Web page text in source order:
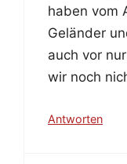
haben vom
Geländer
auch vor
wir noch
Antworten